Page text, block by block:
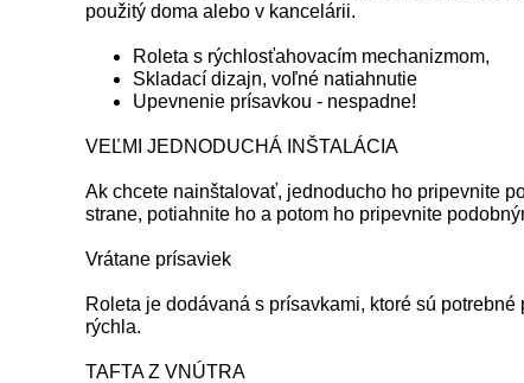
použitý doma alebo v kancelárii.
Roleta s rýchlosťahovacím mechanizmom,
Skladací dizajn, voľné natiahnutie
Upevnenie prísavkou - nespadne!
VEĽMI JEDNODUCHÁ INŠTALÁCIA
Ak chcete nainštalovať, jednoducho ho pripevnite
strane, potiahnite ho a potom ho pripevnite
Vrátane prísaviek
Roleta je dodávaná s prísavkami, ktoré sú
rýchla.
TAFTA Z VNÚTRA